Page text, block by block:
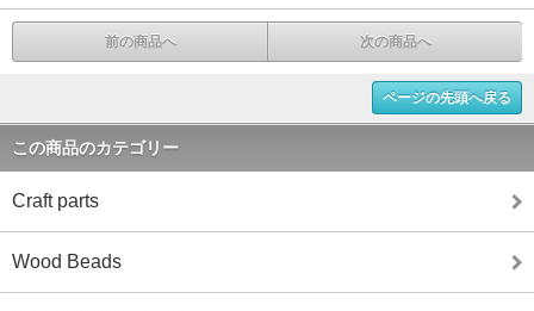
前の商品へ 次の商品へ
ページの先頭へ戻る
この商品のカテゴリー
Craft parts
Wood Beads